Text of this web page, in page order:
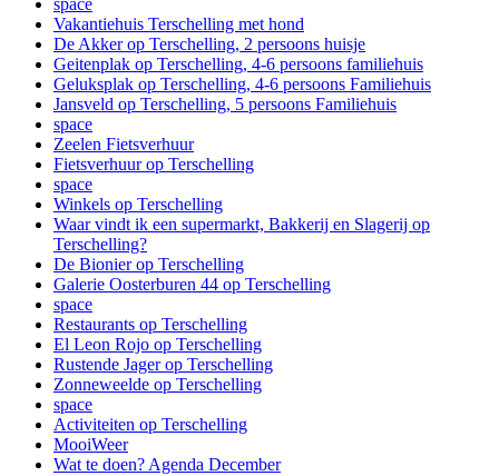
space
Vakantiehuis Terschelling met hond
De Akker op Terschelling, 2 persoons huisje
Geitenplak op Terschelling, 4-6 persoons familiehuis
Geluksplak op Terschelling, 4-6 persoons Familiehuis
Jansveld op Terschelling, 5 persoons Familiehuis
space
Zeelen Fietsverhuur
Fietsverhuur op Terschelling
space
Winkels op Terschelling
Waar vindt ik een supermarkt, Bakkerij en Slagerij op
Terschelling?
De Bionier op Terschelling
Galerie Oosterburen 44 op Terschelling
space
Restaurants op Terschelling
El Leon Rojo op Terschelling
Rustende Jager op Terschelling
Zonneweelde op Terschelling
space
Activiteiten op Terschelling
MooiWeer
Wat te doen? Agenda December